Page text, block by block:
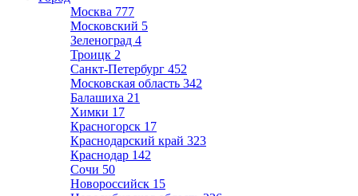
Москва 777
Московский 5
Зеленоград 4
Троицк 2
Санкт-Петербург 452
Московская область 342
Балашиха 21
Химки 17
Красногорск 17
Краснодарский край 323
Краснодар 142
Сочи 50
Новороссийск 15